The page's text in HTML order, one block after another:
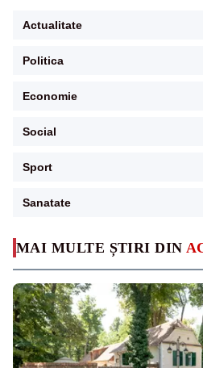
MAI MULTE ȘTIRI DIN
Actualitate
Politica
Economie
Social
Sport
Sanatate